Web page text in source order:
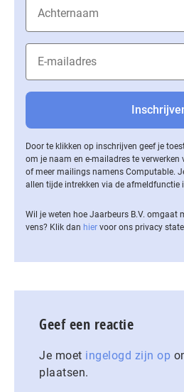
Door te klikken op inschrijven geef je
om je naam en e-mailadres te verwerken
of meer mailings namens Computable.
allen tijde intrekken via de af­meld­func­tie
Wil je weten hoe Jaarbeurs B.V. omgaat
vens? Klik dan hier voor ons privacy
Geef een reactie
Je moet ingelogd zijn op
plaatsen.